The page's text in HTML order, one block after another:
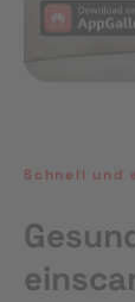
Schnell und